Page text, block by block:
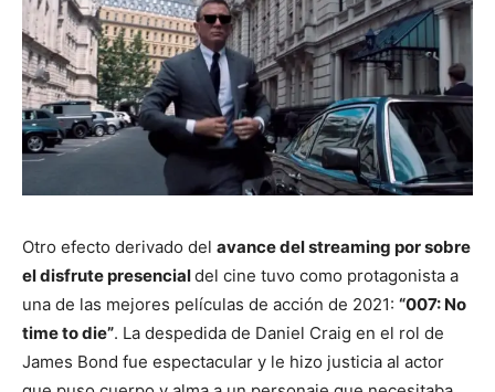
Otro efecto derivado del avance del streaming por sobre
el disfrute presencialdel cine tuvo como protagonista a
una de las mejores películas de acción de 2021: “007: No
time to die”. La despedida de Daniel Craig en el rol de
James Bond fue espectacular y le hizo justicia al actor